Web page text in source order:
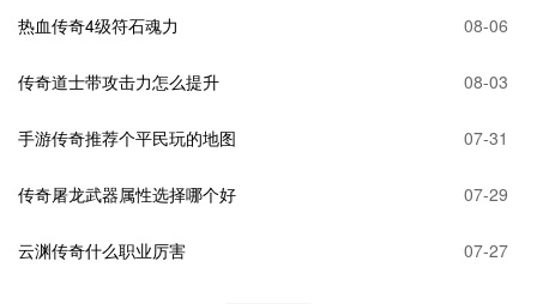
热血传奇4级符石魂力 08-06
传奇道士带攻击力怎么提升 08-03
手游传奇推荐个平民玩的地图 07-31
传奇屠龙武器属性选择哪个好 07-29
云渊传奇什么职业厉害 07-27